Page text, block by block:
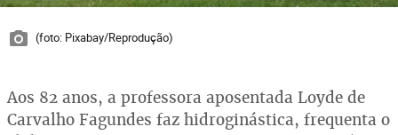
(foto: Pixabay/Reprodução)
Aos 82 anos, a professora aposentada Loyde de
Carvalho Fagundes faz hidroginástica, frequenta o